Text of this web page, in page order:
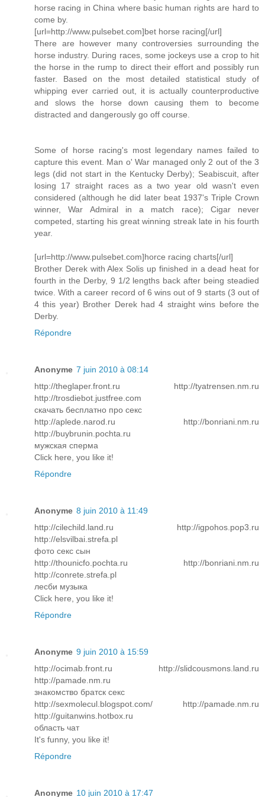
horse racing in China where basic human rights are hard to
come by.
[url=http://www.pulsebet.com]bet horse racing[/url]
There are however many controversies surrounding the
horse industry. During races, some jockeys use a crop to hit
the horse in the rump to direct their effort and possibly run
faster. Based on the most detailed statistical study of
whipping ever carried out, it is actually counterproductive
and slows the horse down causing them to become
distracted and dangerously go off course.
Some of horse racing's most legendary names failed to
capture this event. Man o' War managed only 2 out of the 3
legs (did not start in the Kentucky Derby); Seabiscuit, after
losing 17 straight races as a two year old wasn't even
considered (although he did later beat 1937's Triple Crown
winner, War Admiral in a match race); Cigar never
competed, starting his great winning streak late in his fourth
year.
[url=http://www.pulsebet.com]horce racing charts[/url]
Brother Derek with Alex Solis up finished in a dead heat for
fourth in the Derby, 9 1/2 lengths back after being steadied
twice. With a career record of 6 wins out of 9 starts (3 out of
4 this year) Brother Derek had 4 straight wins before the
Derby.
Répondre
Anonyme 7 juin 2010 à 08:14
http://theglaper.front.ru http://tyatrensen.nm.ru
http://trosdiebot.justfree.com
скачать бесплатно про секс
http://aplede.narod.ru http://bonriani.nm.ru
http://buybrunin.pochta.ru
мужская сперма
Click here, you like it!
Répondre
Anonyme 8 juin 2010 à 11:49
http://cilechild.land.ru http://igpohos.pop3.ru
http://elsvilbai.strefa.pl
фото секс сын
http://thounicfo.pochta.ru http://bonriani.nm.ru
http://conrete.strefa.pl
лесби музыка
Click here, you like it!
Répondre
Anonyme 9 juin 2010 à 15:59
http://ocimab.front.ru http://slidcousmons.land.ru
http://pamade.nm.ru
знакомство братск секс
http://sexmolecul.blogspot.com/ http://pamade.nm.ru
http://guitanwins.hotbox.ru
область чат
It's funny, you like it!
Répondre
Anonyme 10 juin 2010 à 17:47